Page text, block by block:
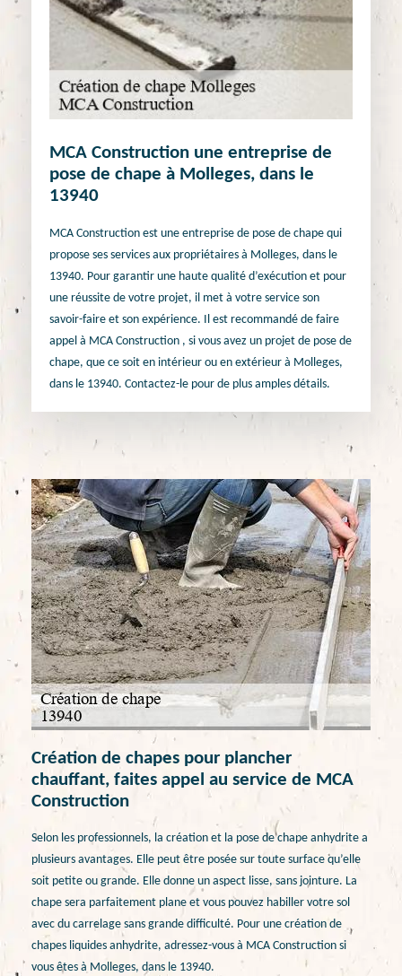
MCA Construction une entreprise de
pose de chape à Molleges, dans le
13940
MCA Construction est une entreprise de pose de chape qui
propose ses services aux propriétaires à Molleges, dans le
13940. Pour garantir une haute qualité d’exécution et pour
une réussite de votre projet, il met à votre service son
savoir-faire et son expérience. Il est recommandé de faire
appel à MCA Construction , si vous avez un projet de pose de
chape, que ce soit en intérieur ou en extérieur à Molleges,
dans le 13940. Contactez-le pour de plus amples détails.
Création de chapes pour plancher
chauffant, faites appel au service de MCA
Construction
Selon les professionnels, la création et la pose de chape anhydrite a
plusieurs avantages. Elle peut être posée sur toute surface qu’elle
soit petite ou grande. Elle donne un aspect lisse, sans jointure. La
chape sera parfaitement plane et vous pouvez habiller votre sol
avec du carrelage sans grande difficulté. Pour une création de
chapes liquides anhydrite, adressez-vous à MCA Construction si
vous êtes à Molleges, dans le 13940.